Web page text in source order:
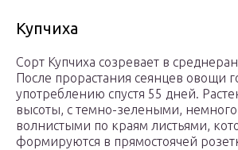
Купчиха
Сорт Купчиха созревает в
После прорастания сеянцев овощи
употреблению спустя 55 дней.
высоты, с темно-зелеными,
волнистыми по краям листьями,
формируются в прямостоячей